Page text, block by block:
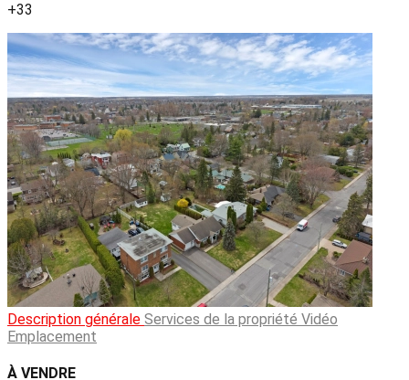
+33
Description générale Services de la propriété Vidéo
Emplacement
À VENDRE